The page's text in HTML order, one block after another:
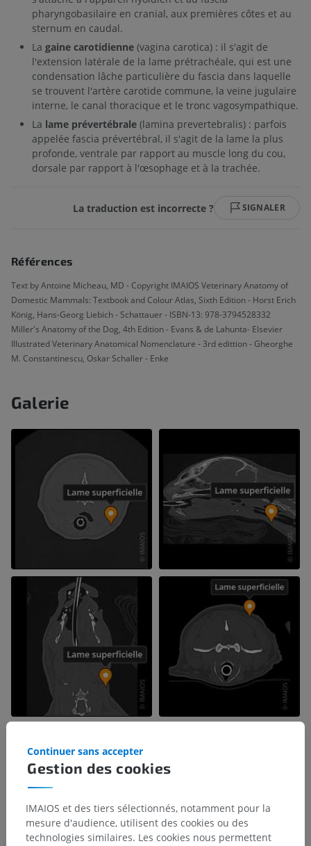
pharyngobasilaire en cranial, aux premières côtes et au
sternum en caudal.
La gaine carotidienne (vagina carotica) : il s'agit de
l'extension latérale de la lame prétrachéale, qui est une
condensation lâche particulière du fascia dans laquelle
se trouvent l'artère carotide commune, la veine jugulaire
interne, le canal thoracique et le tronc vagosympathique.
La lame prévertébrale (lamina prevertebralis) : parfois
appelée fascia prévertébral, il s'agit de la lame la plus
profonde, ventrale par rapport au muscle long du cou,
dorsale par rapport à l'œsophage et à la trachée.
La traduction est incorrecte ? SIGNALER
Références
Text by Antoine Micheau, MD - Copyright IMAIOS Veterinary Anatomy of
Domestic Mammals: Textbook and Colour Atlas, Sixth Edition - Horst Erich
König, Hans-Georg Liebich - Schattauer - ISBN-13: 978-3794528332
Miller's Anatomy of the Dog, 4th Edition - Evans & de Lahunta- Elsevier
Illustrated Veterinary Anatomical Nomenclature - 3rd edittion - Gheorghe
M. Constantinescu, Oskar Schaller - Enke
Galerie
Gestion des cookies
Continuer sans accepter
IMAIOS et des tiers sélectionnés, notamment pour la
mesure d'audience, utilisent des cookies ou des
technologies similaires. Les cookies nous permettent